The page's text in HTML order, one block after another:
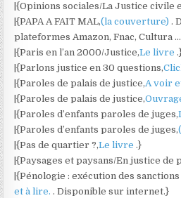
|{Opinions sociales/La Justice civile
|{PAPA A FAIT MAL,(la couverture).
plateformes Amazon, Fnac, Cultura
|{Paris en l’an 2000/Justice,Le livre
|{Parlons justice en 30 questions,
|{Paroles de palais de justice,A voir
|{Paroles de palais de justice,
|{Paroles d’enfants paroles de juges,
|{Paroles d’enfants paroles de juges,
|{Pas de quartier ?,Le livre.}
|{Paysages et paysans/En justice de
|{Pénologie : exécution des
et à lire.. Disponible sur internet.}